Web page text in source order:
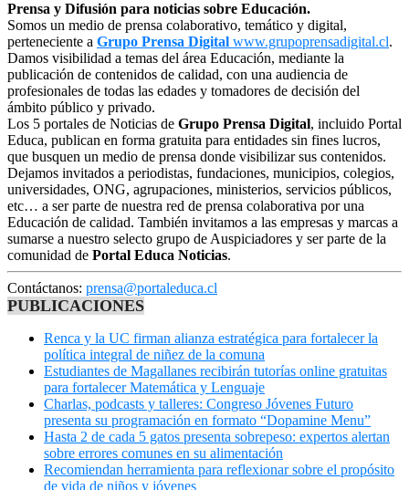
Prensa y Difusión para noticias sobre Educación.
Somos un medio de prensa colaborativo, temático y digital,
perteneciente a Grupo Prensa Digital www.grupoprensadigital.cl.
Damos visibilidad a temas del área Educación, mediante la
publicación de contenidos de calidad, con una audiencia de
profesionales de todas las edades y tomadores de decisión del
ámbito público y privado.
Los 5 portales de Noticias de Grupo Prensa Digital, incluido Portal
Educa, publican en forma gratuita para entidades sin fines lucros,
que busquen un medio de prensa donde visibilizar sus contenidos.
Dejamos invitados a periodistas, fundaciones, municipios, colegios,
universidades, ONG, agrupaciones, ministerios, servicios públicos,
etc… a ser parte de nuestra red de prensa colaborativa por una
Educación de calidad. También invitamos a las empresas y marcas a
sumarse a nuestro selecto grupo de Auspiciadores y ser parte de la
comunidad de Portal Educa Noticias.
Contáctanos: prensa@portaleduca.cl
PUBLICACIONES
Renca y la UC firman alianza estratégica para fortalecer la
política integral de niñez de la comuna
Estudiantes de Magallanes recibirán tutorías online gratuitas
para fortalecer Matemática y Lenguaje
Charlas, podcasts y talleres: Congreso Jóvenes Futuro
presenta su programación en formato “Dopamine Menu”
Hasta 2 de cada 5 gatos presenta sobrepeso: expertos alertan
sobre errores comunes en su alimentación
Recomiendan herramienta para reflexionar sobre el propósito
de vida de niños y jóvenes